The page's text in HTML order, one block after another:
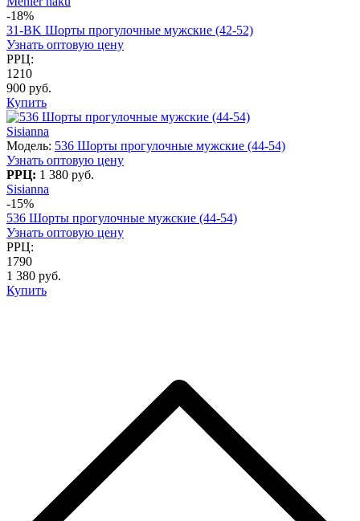
-18%
31-BK Шорты прогулочные мужские (42-52)
Узнать оптовую цену
РРЦ:
1210
900 руб.
Купить
Sisianna
Модель: 536 Шорты прогулочные мужские (44-54)
Узнать оптовую цену
РРЦ: 1 380 руб.
Sisianna
-15%
536 Шорты прогулочные мужские (44-54)
Узнать оптовую цену
РРЦ:
1790
1 380 руб.
Купить